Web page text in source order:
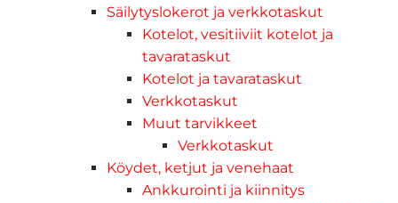
Säilytyslokerot ja verkkotaskut
Kotelot, vesitiiviit kotelot ja
tavarataskut
Kotelot ja tavarataskut
Verkkotaskut
Muut tarvikkeet
Verkkotaskut
Köydet, ketjut ja venehaat
Ankkurointi ja kiinnitys